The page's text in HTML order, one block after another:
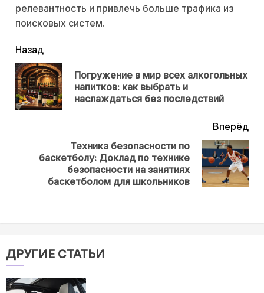
релевантность и привлечь больше трафика из
поисковых систем.
читать
еще
Назад
Погружение в мир всех алкогольных
напитков: как выбрать и
наслаждаться без последствий
Вперёд
Техника безопасности по
баскетболу: Доклад по технике
безопасности на занятиях
баскетболом для школьников
ДРУГИЕ СТАТЬИ